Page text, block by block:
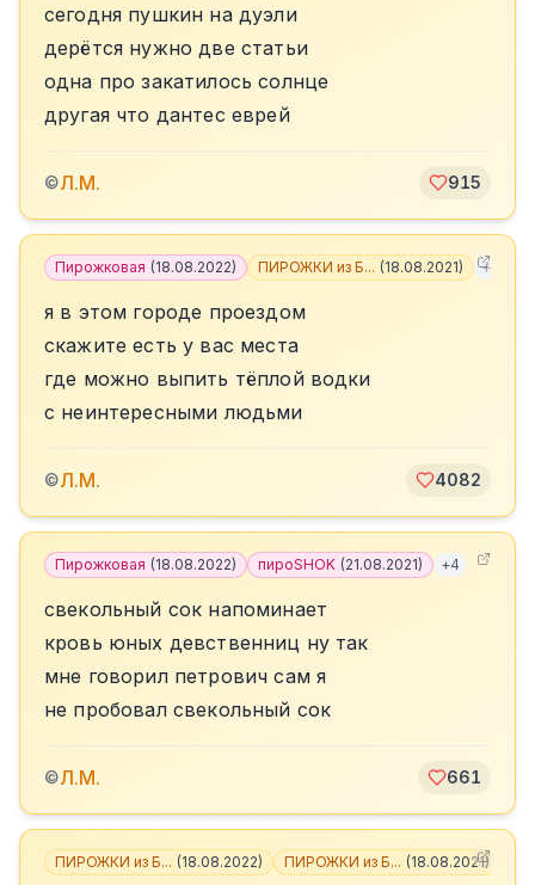
сегодня пушкин на дуэли
дерётся нужно две статьи
одна про закатилось солнце
другая что дантес еврей
©Л.М. 915
Пирожковая (18.08.2022) ПИРОЖКИ из Б... (18.08.2021) +
я в этом городе проездом
скажите есть у вас места
где можно выпить тёплой водки
с неинтересными людьми
©Л.М. 4082
Пирожковая (18.08.2022) пироSHOK (21.08.2021) +4
свекольный сок напоминает
кровь юных девственниц ну так
мне говорил петрович сам я
не пробовал свекольный сок
©Л.М. 661
ПИРОЖКИ из Б... (18.08.2022) ПИРОЖКИ из Б... (18.08.2021)